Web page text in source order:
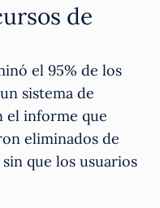
de
el 95% de los
sistema de
el informe que
eliminados de
que los usuarios